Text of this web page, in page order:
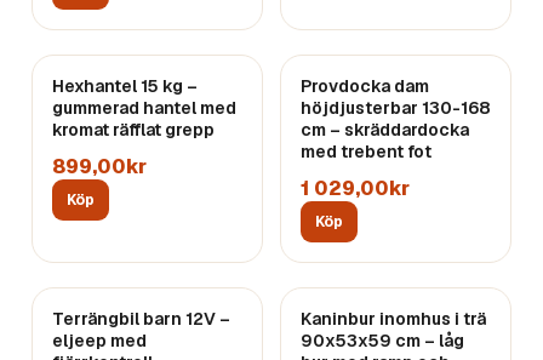
Hexhantel 15 kg –
gummerad hantel med
kromat räfflat grepp
899,00kr
Köp
Provdocka dam
höjdjusterbar 130-168
cm – skräddardocka
med trebent fot
1 029,00kr
Köp
Terrängbil barn 12V –
eljeep med
Kaninbur inomhus i trä
90x53x59 cm – låg